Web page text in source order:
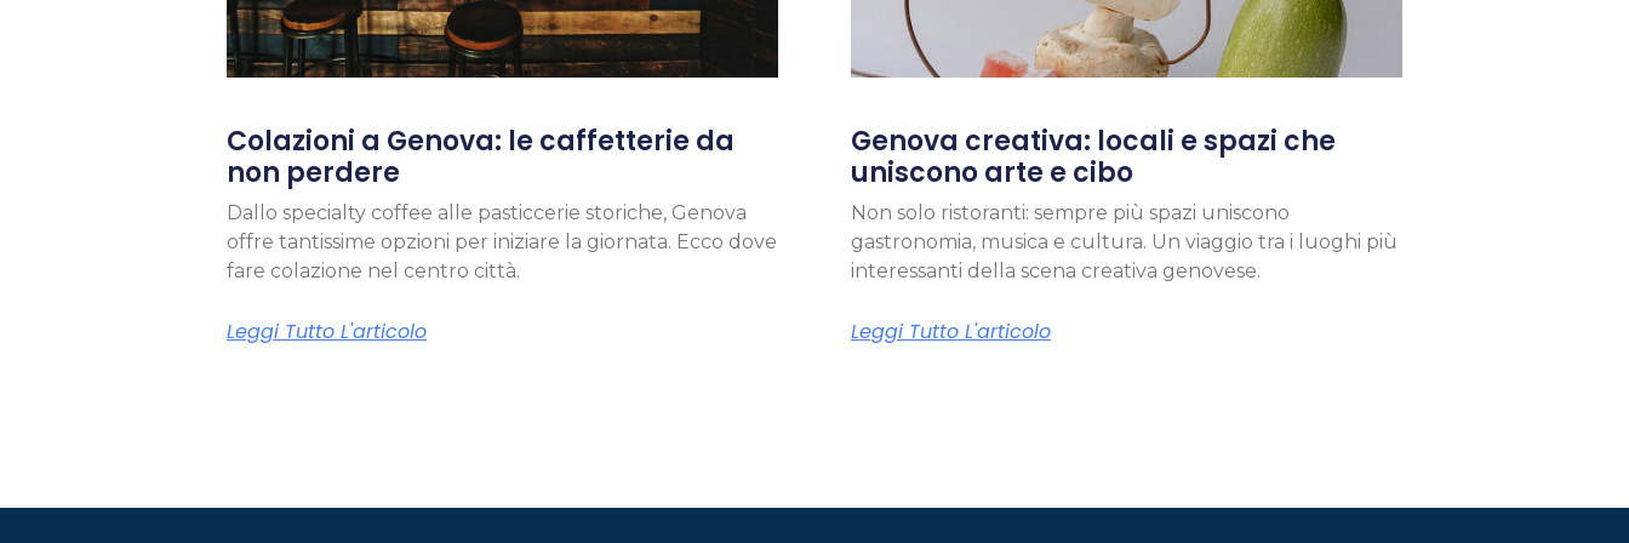
Colazioni a Genova: le caffetterie da
non perdere
Dallo specialty coffee alle pasticcerie storiche, Genova
offre tantissime opzioni per iniziare la giornata. Ecco dove
fare colazione nel centro città.
Leggi Tutto L'articolo
Genova creativa: locali e spazi che
uniscono arte e cibo
Non solo ristoranti: sempre più spazi uniscono
gastronomia, musica e cultura. Un viaggio tra i luoghi più
interessanti della scena creativa genovese.
Leggi Tutto L'articolo